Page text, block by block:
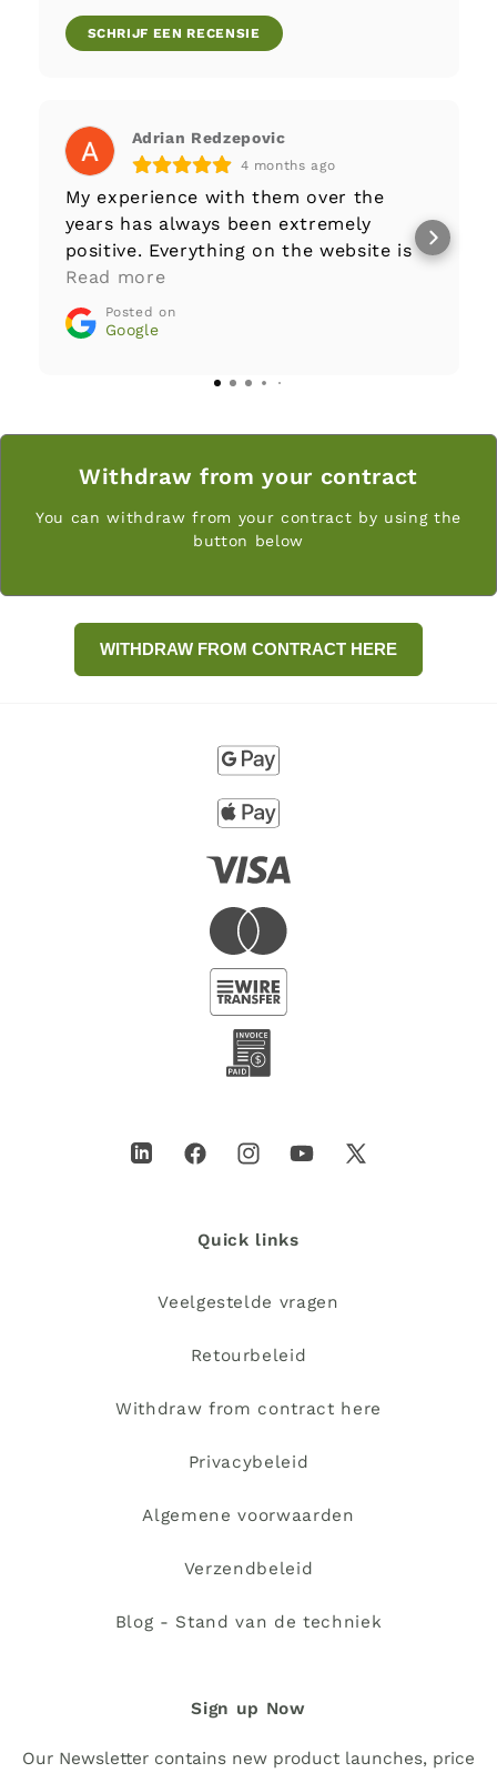
SCHRIJF EEN RECENSIE
Adrian Redzepovic
4 months ago
My experience with them over the
years has always been extremely
positive. Everything on the website is
well-documented to begin with,
customer service answers questions
and requests with great care and
stands behind its products. Greatly
Read more
Posted on
Google
Withdraw from your contract
You can withdraw from your contract by using the
button below
LinkedInFacebookInstagramYouTube
X
Quick links
Veelgestelde vragen
Retourbeleid
Withdraw from contract here
Privacybeleid
Algemene voorwaarden
Verzendbeleid
Blog - Stand van de techniek
Sign up Now
Our Newsletter contains new product launches, price